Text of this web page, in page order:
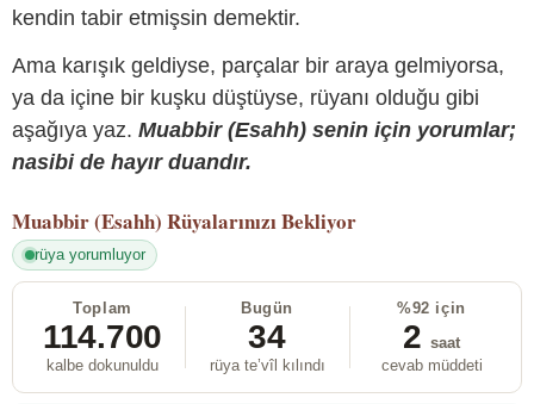
kendin tabir etmişsin demektir.
Ama karışık geldiyse, parçalar bir araya gelmiyorsa,
ya da içine bir kuşku düştüyse, rüyanı olduğu gibi
aşağıya yaz. Muabbir (Esahh) senin için yorumlar;
nasibi de hayır duandır.
Muabbir (Esahh) Rüyalarınızı Bekliyor
rüya yorumluyor
Toplam
114.700
kalbe dokunuldu
Bugün
34
rüya te’vîl kılındı
%92 için
2 saat
cevab müddeti